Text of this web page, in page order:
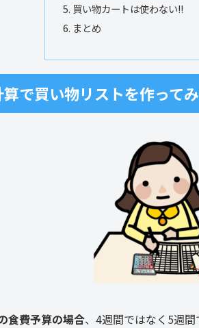
買い物カートは使わない!!
まとめ
で買い物リストを作って
食費予算の場合、4週間ではなく5週間